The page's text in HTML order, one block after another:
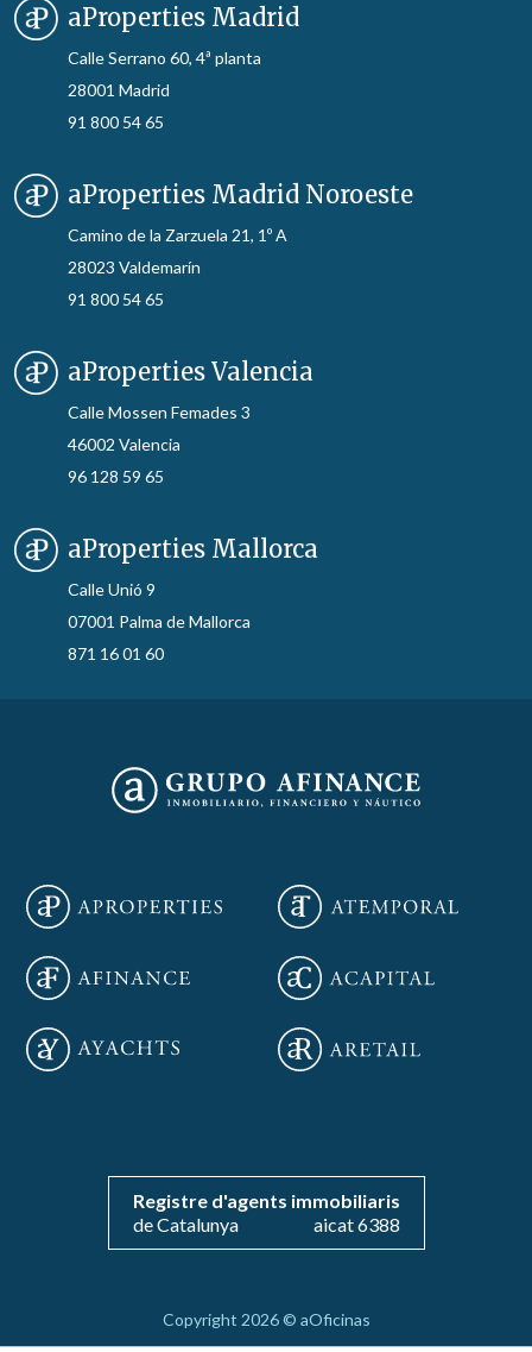
aProperties Madrid
Calle Serrano 60, 4ª planta
28001 Madrid
91 800 54 65
aProperties Madrid Noroeste
Camino de la Zarzuela 21, 1º A
28023 Valdemarín
91 800 54 65
aProperties Valencia
Calle Mossen Femades 3
46002 Valencia
96 128 59 65
aProperties Mallorca
Calle Unió 9
07001 Palma de Mallorca
871 16 01 60
Registre d'agents immobiliaris
de Catalunya
aicat 6388
Copyright 2026 © aOficinas